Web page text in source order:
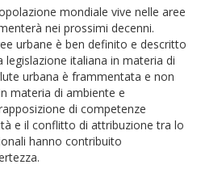
mondiale vive nelle aree
nei prossimi decenni.
urbane è ben definito e descritto
italiana in materia di
urbana è frammentata e non
materia di ambiente e
di competenze
e il conflitto di attribuzione tra lo
hanno contribuito